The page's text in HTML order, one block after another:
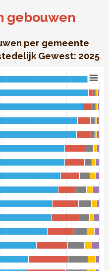
gebouwen
per gemeente
Gewest: 2025
per gemeente van het
categories.
. Data ranges from